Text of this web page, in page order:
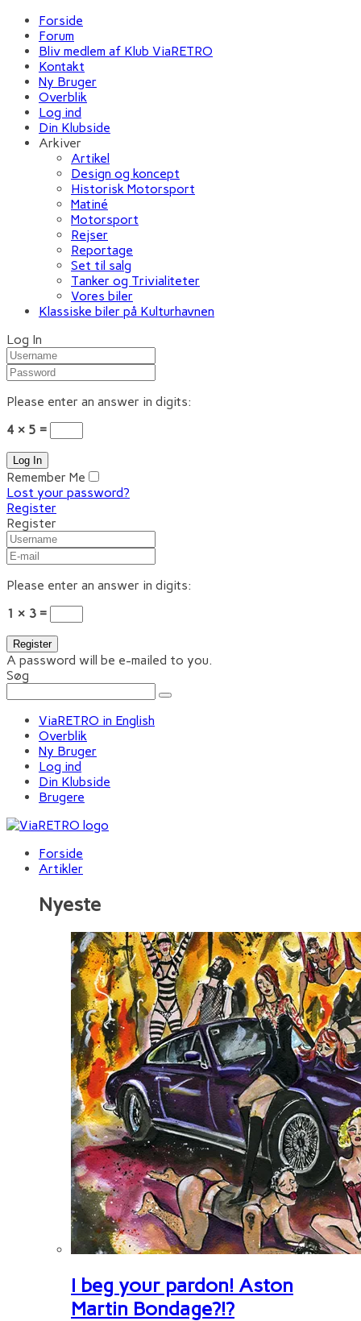
Forside
Forum
Bliv medlem af Klub ViaRETRO
Kontakt
Ny Bruger
Overblik
Log ind
Din Klubside
Arkiver
Artikel
Design og koncept
Historisk Motorsport
Matiné
Motorsport
Rejser
Reportage
Set til salg
Tanker og Trivialiteter
Vores biler
Klassiske biler på Kulturhavnen
Log In
Please enter an answer in digits:
4 × 5 =
Remember Me
Lost your password?
Register
Register
Please enter an answer in digits:
1 × 3 =
A password will be e-mailed to you.
Søg
ViaRETRO in English
Overblik
Ny Bruger
Log ind
Din Klubside
Brugere
Forside
Artikler
Nyeste
I beg your pardon! Aston
Martin Bondage?!?